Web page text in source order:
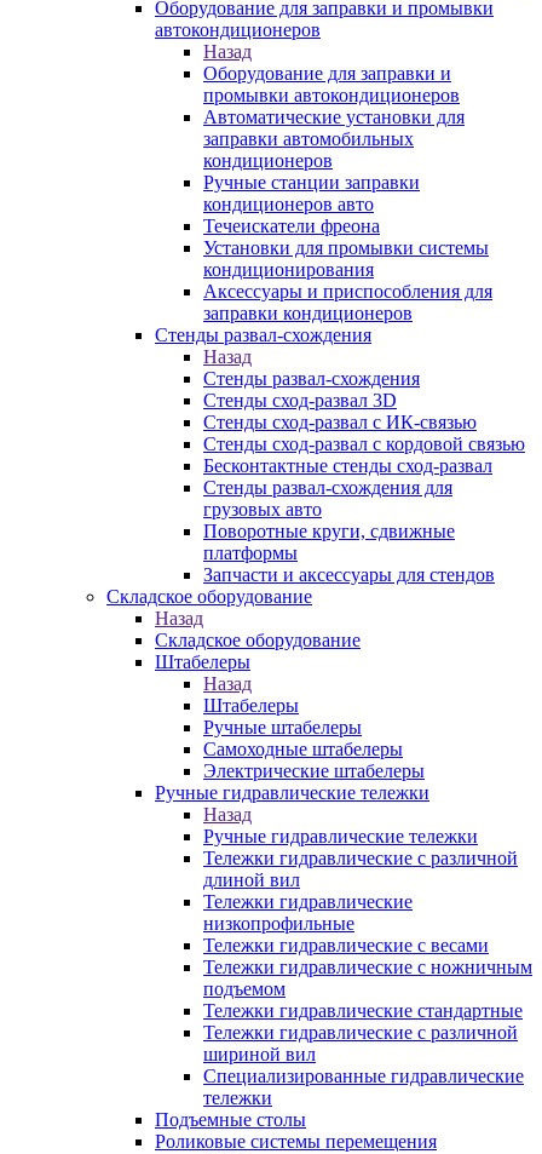
Оборудование для заправки и промывки
автокондиционеров
Назад
Оборудование для заправки и
промывки автокондиционеров
Автоматические установки для
заправки автомобильных
кондиционеров
Ручные станции заправки
кондиционеров авто
Течеискатели фреона
Установки для промывки системы
кондиционирования
Аксессуары и приспособления для
заправки кондиционеров
Стенды развал-схождения
Назад
Стенды развал-схождения
Стенды сход-развал 3D
Стенды сход-развал с ИК-связью
Стенды сход-развал с кордовой связью
Бесконтактные стенды сход-развал
Стенды развал-схождения для
грузовых авто
Поворотные круги, сдвижные
платформы
Запчасти и аксессуары для стендов
Складское оборудование
Назад
Складское оборудование
Штабелеры
Назад
Штабелеры
Ручные штабелеры
Самоходные штабелеры
Электрические штабелеры
Ручные гидравлические тележки
Назад
Ручные гидравлические тележки
Тележки гидравлические с различной
длиной вил
Тележки гидравлические
низкопрофильные
Тележки гидравлические с весами
Тележки гидравлические с ножничным
подъемом
Тележки гидравлические стандартные
Тележки гидравлические с различной
шириной вил
Специализированные гидравлические
тележки
Подъемные столы
Роликовые системы перемещения